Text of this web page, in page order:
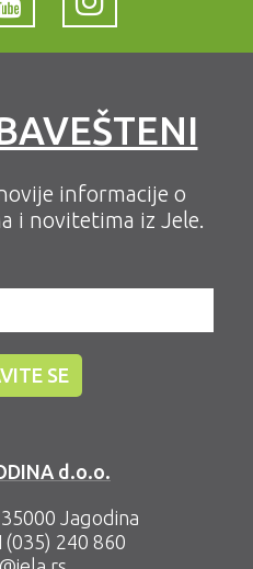
informacije o
i novitetima iz Jele.
d.o.o.
Jagodina
240 860